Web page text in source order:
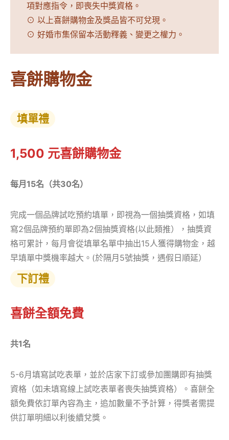
項對應指令，即喪失中獎資格。
⊙ 以上喜餅購物金及獎品皆不可兌現。
⊙ 好婚市集保留本活動釋義、變更之權力。
喜餅購物金
填單禮
1,500 元喜餅購物金
每月15名（共30名）
完成一個品牌試吃預約填單，即視為一個抽獎資格，如填
寫2個品牌預約單即為2個抽獎資格(以此類推），抽獎資
格可累計，每月會從填單名單中抽出15人獲得購物金，越
早填單中獎機率越大。(於隔月5號抽獎，遇假日順延）
下訂禮
喜餅全額免費
共1名
5-6月填寫試吃表單，並於店家下訂或參加團購即有抽獎
資格（如未填寫線上試吃表單者喪失抽獎資格）。喜餅全
額免費依訂單內容為主，追加數量不予計算，得獎者需提
供訂單明細以利後續兌獎。